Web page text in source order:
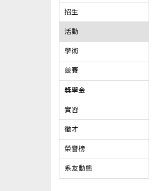
招生
活動
學術
競賽
獎學金
實習
徵才
榮譽榜
系友動態